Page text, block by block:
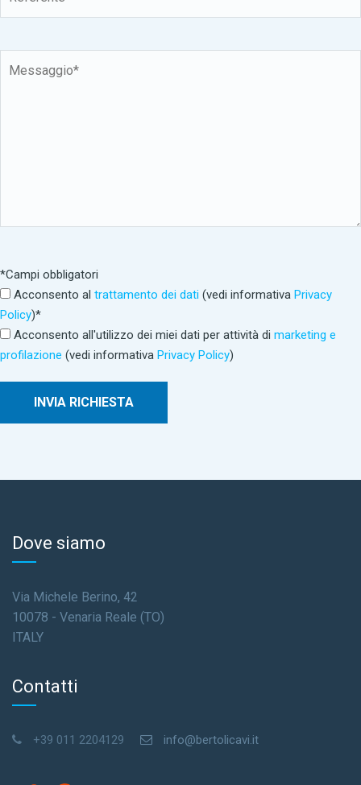
*Campi obbligatori
Acconsento al trattamento dei dati (vedi informativa Privacy
Policy)*
Acconsento all'utilizzo dei miei dati per attività di marketing e
profilazione (vedi informativa Privacy Policy)
Dove siamo
Via Michele Berino, 42
10078 - Venaria Reale (TO)
ITALY
Contatti
+39 011 2204129 info@bertolicavi.it